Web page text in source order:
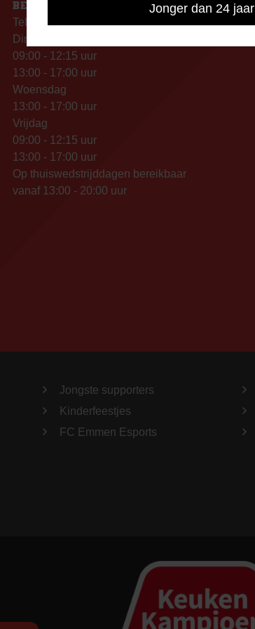
Jonger dan 24 jaar
BEREIKBAARHEID
Telefonisch bereikbaar op:
Dinsdag
09:00 - 12:15 uur
13:00 - 17:00 uur
Woensdag
13:00 - 17:00 uur
Vrijdag
09:00 - 12:15 uur
13:00 - 17:00 uur
Op thuiswedstrijddagen bereikbaar
vanaf 13:00 - 20:00 uur
Jongste supporters
Kinderfeestjes
FC Emmen Esports